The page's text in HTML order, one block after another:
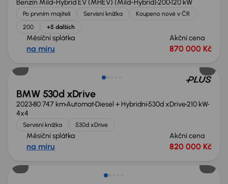
Benzín Mild-Hybrid EV (MHEV) (Mild-Hybrid)200120 kW
Po prvním majiteli Servisní knížka
Koupeno nové v ČR
200
+5 dalších
Měsíční splátka
na míru
Akční cena
870 000 Kč
Zlevněno o 80 000 Kč
BMW 530d xDrive
202380 747 kmAutomatDiesel + Hybridní530d xDrive210 kW
4x4
Servisní knížka 530d xDrive
Měsíční splátka
na míru
Akční cena
820 000 Kč
Zlevněno o 50 000 Kč